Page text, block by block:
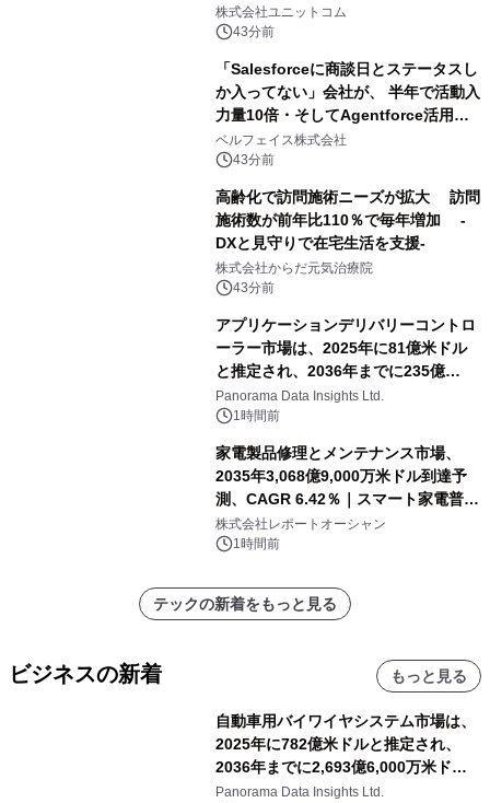
NVIDIA® GeForce RTX™ 5070 Ti搭
載モデルを販売開始
株式会社ユニットコム
43分前
「Salesforceに商談日とステータスし
か入ってない」会社が、 半年で活動入
力量10倍・そしてAgentforce活用へ
── 敷島住宅×bellSalesAI事例公開
ベルフェイス株式会社
43分前
高齢化で訪問施術ニーズが拡大 訪問
施術数が前年比110％で毎年増加 -
DXと見守りで在宅生活を支援-
株式会社からだ元気治療院
43分前
アプリケーションデリバリーコントロ
ーラー市場は、2025年に81億米ドル
と推定され、2036年までに235億
8,000万米ドルに達すると予測されて
おり、予測期間（2026年～2036年）
Panorama Data Insights Ltd.
1時間前
家電製品修理とメンテナンス市場、
2035年3,068億9,000万米ドル到達予
測、CAGR 6.42％｜スマート家電普
及・循環型経済・メンテナンス需要拡
大が成長を加速
株式会社レポートオーシャン
1時間前
テックの新着をもっと見る
ビジネスの新着 もっと見る
自動車用バイワイヤシステム市場は、
2025年に782億米ドルと推定され、
2036年までに2,693億6,000万米ドル
に達すると予測されており、予測期間
Panorama Data Insights Ltd.